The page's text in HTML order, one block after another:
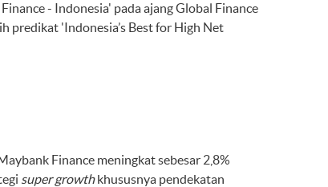
- Indonesia' pada ajang Global Finance
predikat 'Indonesia’s Best for High Net
Finance meningkat sebesar 2,8%
super growthkhususnya pendekatan